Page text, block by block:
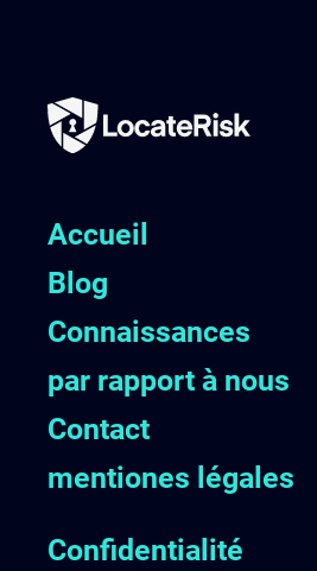
Accueil
Blog
Connaissances
par rapport à nous
Contact
mentiones légales
Confidentialité